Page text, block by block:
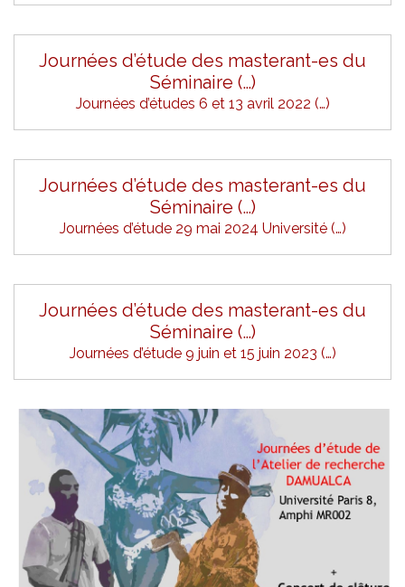
Journées d’étude des masterant-es du
Séminaire (…)
Journées d’études 6 et 13 avril 2022 (…)
Journées d’étude des masterant-es du
Séminaire (…)
Journées d’étude 29 mai 2024 Université (…)
Journées d’étude des masterant-es du
Séminaire (…)
Journées d’étude 9 juin et 15 juin 2023 (…)